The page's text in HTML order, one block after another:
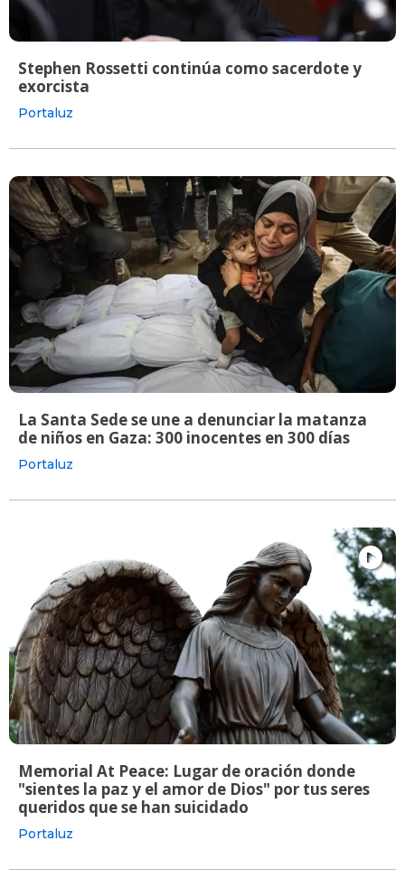
Stephen Rossetti continúa como sacerdote y
exorcista
Portaluz
La Santa Sede se une a denunciar la matanza
de niños en Gaza: 300 inocentes en 300 días
Portaluz
Memorial At Peace: Lugar de oración donde
"sientes la paz y el amor de Dios" por tus seres
queridos que se han suicidado
Portaluz